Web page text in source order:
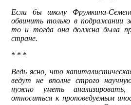
Если бы школу Фрумкина-
обвинить только в подражании
то и тогда она должна была
стране.
* * *
Ведь ясно, что
ведут не вполне строго
нужно уметь
относиться к проповедуемым